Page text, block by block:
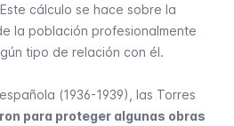
cálculo se hace sobre la
la población profesionalmente
tipo de relación con él.
(1936-1939), las Torres
para proteger algunas obras